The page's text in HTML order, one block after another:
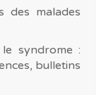
des malades
syndrome :
bulletins